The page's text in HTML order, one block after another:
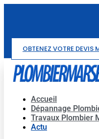
OBTENEZ VOTRE DEVIS
Accueil
Dépannage
Travaux Plombier
Actu